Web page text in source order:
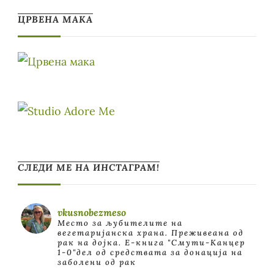
ЦРВЕНА МАКА
СЛЕДИ МЕ НА ИНСТАГРАМ!
vkusnobezmeso
Место за љубителите на
вегетаријанска храна. Преживеана од
рак на дојка. E-книга "Смути-Канцер
1-0"дел од средствата за донација на
заболени од рак